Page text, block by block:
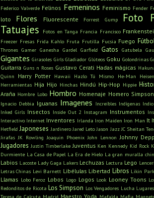
Federico Valverde Felinos Femeninos Feminismo Fender
loto
Flores Fluorescente Forrest Gump Foto
Tatuajes
Fotos en Tanga Francia Francisco
Freezer Fresas Frida Kahlo Fruta Frutilla Fucsia Fuego
Thrones Gamer Ganesha Gardel Garfield Gatos Gatubela
Gigantes Girasoles Girls Gladiador Glúteos Goku Golondrinas
Guitarra Guns n Roses Gustavo Cerati Hadas mágicas
Quinn
Harry Potter Hawaii Hazlo Tú Mismo He-Man
Herramientas Hija Hijo Hinchas Hindú Hip-Hop Hippie
Araña Hombre Lobo Hombro Homenaje Homero Simpson
Ignacio Debbia Iguanas Imagenes Increíbles Indígenas
Inked Girls Insectos Inside Out 2 Instagram Instrumentos
Interactivo Internet Inventores Irlanda Iron Maiden Iron Man It
Hetfield Japoneses Jardinero Jared Leto Jason Jazz JC Sheitan
Jirafas JK Rowling Joaquin Phoenix John Lennon Johnny Depp
Jugadores Justin Timberlake Juventus Ken Kennedy Kid Rock
Durmiente La Casa de Papel La Era de Hielo La gran muralla
Labios Lacoste Lady Gaga Lakers Lechuzas Lectura Lego
Letras Chinas Levi Barnett Libélulas Libertad Libros Likin Park
Llamas Lobo Feroz Lobos Logo Logos Look Looney Toons
Redonditos de Ricota Los Simpson Los Vengadores Lucha Lugares
Maestro Yoda